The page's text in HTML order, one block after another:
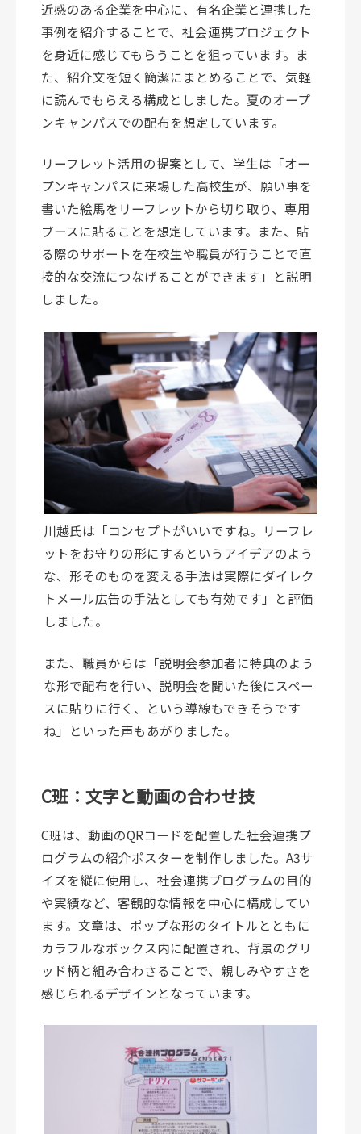
近感のある企業を中心に、有名企業と連携した
事例を紹介することで、社会連携プロジェクト
を身近に感じてもらうことを狙っています。ま
た、紹介文を短く簡潔にまとめることで、気軽
に読んでもらえる構成としました。夏のオープ
ンキャンパスでの配布を想定しています。
リーフレット活用の提案として、学生は「オー
プンキャンパスに来場した高校生が、願い事を
書いた絵馬をリーフレットから切り取り、専用
ブースに貼ることを想定しています。また、貼
る際のサポートを在校生や職員が行うことで直
接的な交流につなげることができます」と説明
しました。
川越氏は「コンセプトがいいですね。リーフレ
ットをお守りの形にするというアイデアのよう
な、形そのものを変える手法は実際にダイレク
トメール広告の手法としても有効です」と評価
しました。
また、職員からは「説明会参加者に特典のよう
な形で配布を行い、説明会を聞いた後にスペー
スに貼りに行く、という導線もできそうです
ね」といった声もあがりました。
C班：文字と動画の合わせ技
C班は、動画のQRコードを配置した社会連携プ
ログラムの紹介ポスターを制作しました。A3サ
イズを縦に使用し、社会連携プログラムの目的
や実績など、客観的な情報を中心に構成してい
ます。文章は、ポップな形のタイトルとともに
カラフルなボックス内に配置され、背景のグリ
ッド柄と組み合わさることで、親しみやすさを
感じられるデザインとなっています。